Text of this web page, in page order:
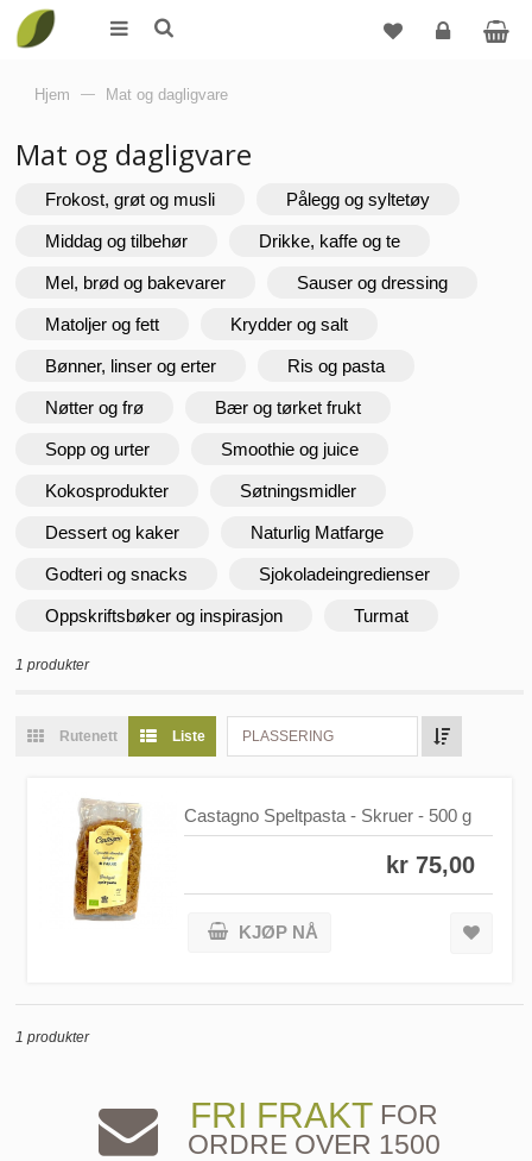
Hjem — Mat og dagligvare
Mat og dagligvare
Frokost, grøt og musli Pålegg og syltetøy
Middag og tilbehør Drikke, kaffe og te
Mel, brød og bakevarer Sauser og dressing
Matoljer og fett Krydder og salt
Bønner, linser og erter Ris og pasta
Nøtter og frø Bær og tørket frukt
Sopp og urter Smoothie og juice
Kokosprodukter Søtningsmidler
Dessert og kaker Naturlig Matfarge
Godteri og snacks Sjokoladeingredienser
Oppskriftsbøker og inspirasjon Turmat
1 produkter
Rutenett Liste PLASSERING
Castagno Speltpasta - Skruer - 500 g
kr 75,00
KJØP NÅ
1 produkter
FRI FRAKTFOR
ORDRE OVER 1500